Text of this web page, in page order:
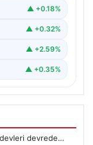
▲ +0.18%
▲ +0.32%
▲ +2.59%
▲ +0.35%
devrede…